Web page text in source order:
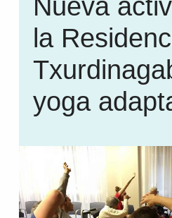
Nueva
la
yoga